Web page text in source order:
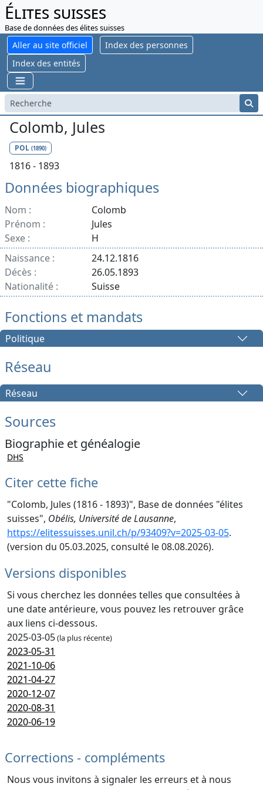
Élites suisses
Base de données des élites suisses
Aller au site officiel
Index des personnes
Index des entités
Colomb, Jules
POL (1890)
1816 - 1893
Données biographiques
Nom :
Colomb
Prénom :
Jules
Sexe :
H
Naissance :
24.12.1816
Décès :
26.05.1893
Nationalité :
Suisse
Fonctions et mandats
Politique
Réseau
Réseau
Sources
Biographie et généalogie
DHS
Citer cette fiche
"Colomb, Jules (1816 - 1893)", Base de données "élites
suisses", Obélis, Université de Lausanne,
https://elitessuisses.unil.ch/p/93409?v=2025-03-05.
(version du 05.03.2025, consulté le 08.08.2026).
Versions disponibles
Si vous cherchez les données telles que consultées à
une date antérieure, vous pouvez les retrouver grâce
aux liens ci-dessous.
2025-03-05(la plus récente)
2023-05-31
2021-10-06
2021-04-27
2020-12-07
2020-08-31
2020-06-19
Corrections - compléments
Nous vous invitons à signaler les erreurs et à nous